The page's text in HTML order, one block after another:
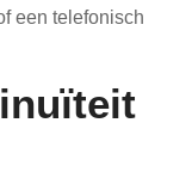
een telefonisch